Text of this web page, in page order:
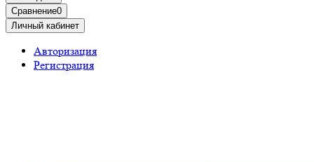
Сравнение0
Личный кабинет
Авторизация
Регистрация